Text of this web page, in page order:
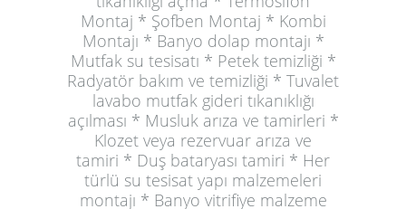
Montaj * Şofben Montaj * Kombi
Montajı * Banyo dolap montajı *
Mutfak su tesisatı * Petek temizliği *
Radyatör bakım ve temizliği * Tuvalet
lavabo mutfak gideri tıkanıklığı
açılması * Musluk arıza ve tamirleri *
Klozet veya rezervuar arıza ve
tamiri * Duş bataryası tamiri * Her
türlü su tesisat yapı malzemeleri
montajı * Banyo vitrifiye malzeme